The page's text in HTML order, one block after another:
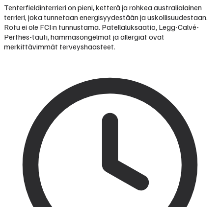
Tenterfieldinterrieri on pieni, ketterä ja rohkea australialainen
terrieri, joka tunnetaan energisyydestään ja uskollisuudestaan.
Rotu ei ole FCI:n tunnustama. Patellaluksaatio, Legg-Calvé-
Perthes-tauti, hammasongelmat ja allergiat ovat
merkittävimmät terveyshaasteet.